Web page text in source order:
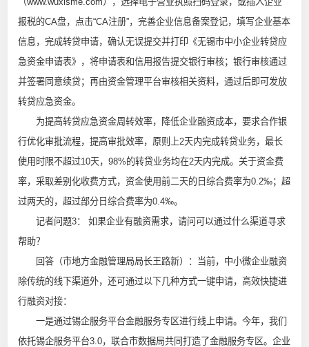
报税的CA盘，点击“CA注册”，完善企业信息备案登记，填写企业基本
信息，完成转贷申请，确认无误提交并打印《无锡市中小企业转贷应
急资金申请表》，将申请表和信用报告提交银行审核；银行审核通过
并签署同意续贷；再由资金管理平台审核相关资料，通过后即可发放
转贷应急资金。
为提高转贷应急资金周转效率，降低企业融资成本，要求合作银
行优化审批流程，提高审批效率，原则上2天内完成转贷业务，最长
使用时限不超过10天，98%的转贷业务均在2天内完成。关于资金费
率，采取差别化收费方式，资金使用前二天的日综合费率为0.2‰；超
过两天的，超过部分日综合费率为0.4‰。
记者问题3： 如果企业有融资需求，请问可以通过什么渠道寻求
帮助？
回答（市地方金融管理局局长王路新）：当前，中小微企业融资
除传统的线下渠道外，还可通过以下几种方式一键申请，高效快捷进
行融资对接：
一是通过锡企服务平台金融服务专区进行线上申请。今年，我们
依托锡企服务平台3.0，联合市数据局共同打造了金融服务专区。企业